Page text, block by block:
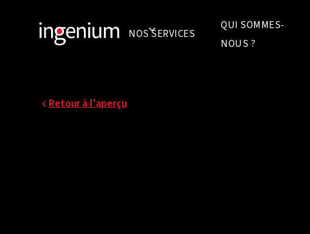
NOS SERVICES
QUI SOMMES-
NOUS ?
Retour à l'aperçu